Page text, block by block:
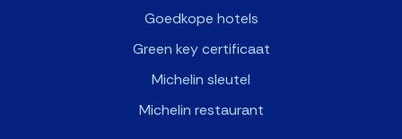
Goedkope hotels
Green key certificaat
Michelin sleutel
Michelin restaurant